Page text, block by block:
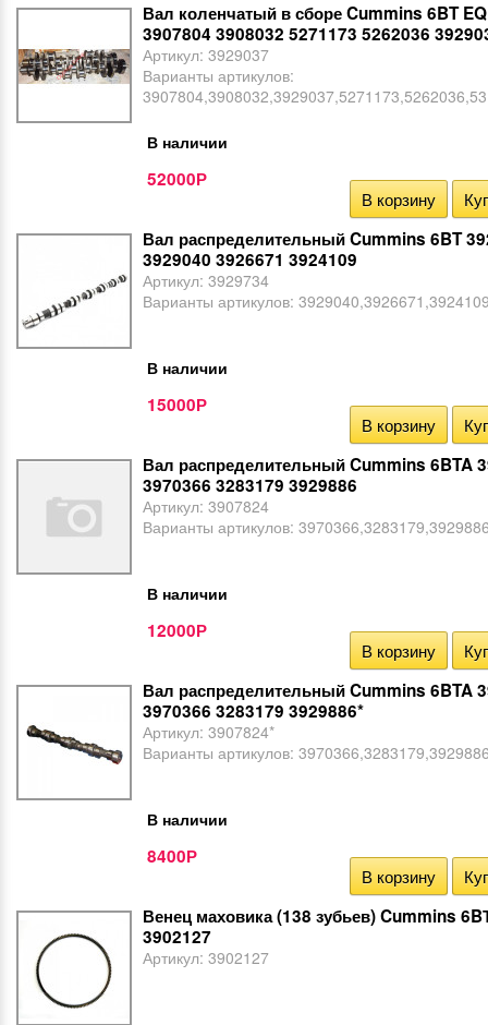
Вал коленчатый в сборе Cummins 6BT
3907804 3908032 5271173 5262036
Артикул: 3929037
Варианты артикулов:
В наличии
52000Р
В корзину
Вал распределительный Cummins 6BT
3929040 3926671 3924109
Артикул: 3929734
Варианты артикулов:
В наличии
15000Р
В корзину
Вал распределительный Cummins 6BTA
3970366 3283179 3929886
Артикул: 3907824
Варианты артикулов:
В наличии
12000Р
В корзину
Вал распределительный Cummins 6BTA
3970366 3283179 3929886*
Артикул: 3907824*
Варианты артикулов:
В наличии
8400Р
В корзину
Венец маховика (138 зубьев) Cummins
3902127
Артикул: 3902127